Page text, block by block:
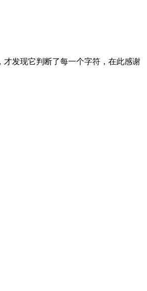
发现它判断了每一个字符，在此感谢